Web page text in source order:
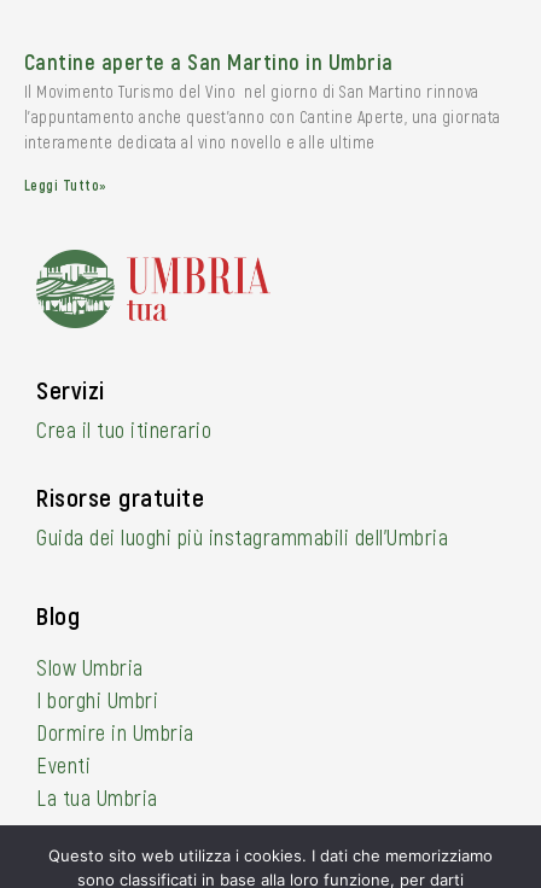
Cantine aperte a San Martino in Umbria
Il Movimento Turismo del Vino nel giorno di San Martino rinnova
l’appuntamento anche quest’anno con Cantine Aperte, una giornata
interamente dedicata al vino novello e alle ultime
Leggi Tutto»
Servizi
Crea il tuo itinerario
Risorse gratuite
Guida dei luoghi più instagrammabili dell’Umbria
Blog
Slow Umbria
I borghi Umbri
Dormire in Umbria
Eventi
La tua Umbria
Questo sito web utilizza i cookies. I dati che memorizziamo
sono classificati in base alla loro funzione, per darti